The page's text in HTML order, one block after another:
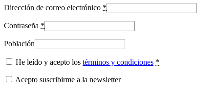
Dirección de correo electrónico *
Contraseña *
Población
He leído y acepto los términos y condiciones *
Acepto suscribirme a la newsletter